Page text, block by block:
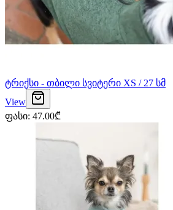
ტრიქსი - თბილი სვიტერი XS / 27 სმ
View
ფასი: 47.00₾